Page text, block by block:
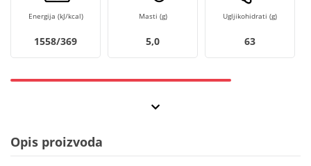
Energija (kJ/kcal)
1558/369
Masti (g)
5,0
Ugljikohidrati (g)
63
Opis proizvoda